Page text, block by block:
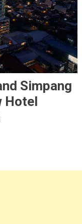
Simpang
Hotel